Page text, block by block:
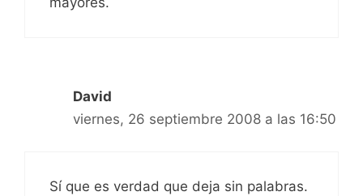
David
viernes, 26 septiembre 2008 a las 16:50
Sí que es verdad que deja sin palabras.